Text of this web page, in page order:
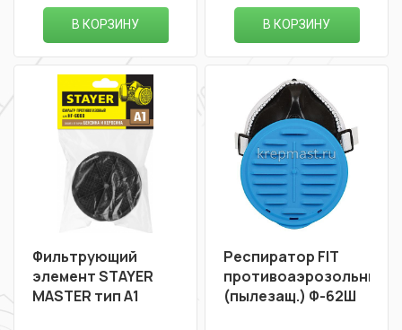
В КОРЗИНУ В КОРЗИНУ
Фильтрующий
элемент STAYER
MASTER тип А1
Респиратор FIT
противоаэрозольный
(пылезащ.) Ф-62Ш